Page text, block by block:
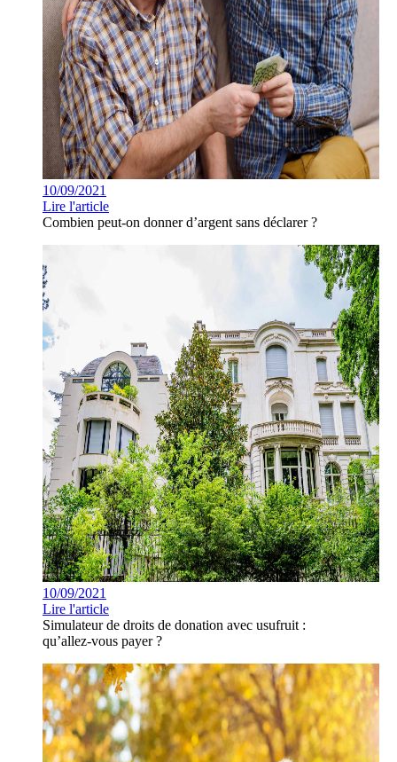
10/09/2021
Lire l'article
Combien peut-on donner d’argent sans déclarer ?
10/09/2021
Lire l'article
Simulateur de droits de donation avec usufruit :
qu’allez-vous payer ?